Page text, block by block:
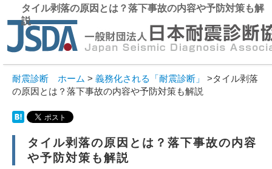
タイル剥落の原因とは？落下事故の内容や予防対策も解
説
耐震診断 ホーム > 義務化される「耐震診断」
>タイル剥落
の原因とは？落下事故の内容や予防対策も解説
タイル剥落の原因とは？落下事故の内容
や予防対策も解説
東
03-
大
06-
ホーム